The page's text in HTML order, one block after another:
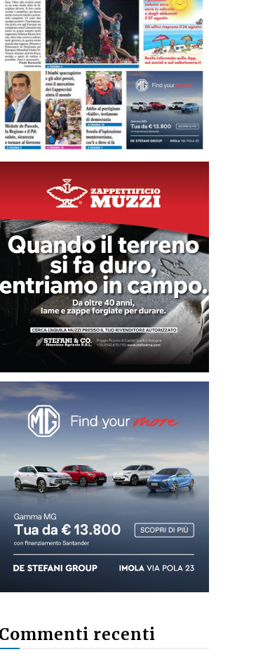
recenti